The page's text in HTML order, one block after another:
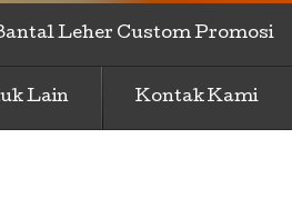
Leher Custom Promosi
Lain Kontak Kami